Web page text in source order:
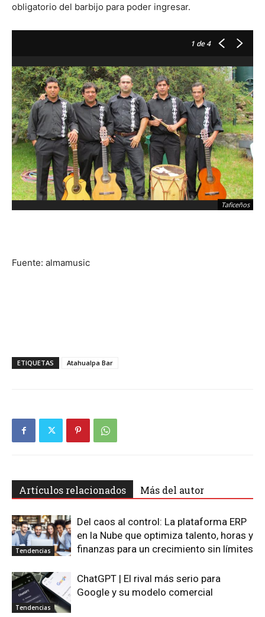
obligatorio del barbijo para poder ingresar.
1 de 4
Taficeños
Fuente: almamusic
ETIQUETAS Atahualpa Bar
Artículos relacionados Más del autor
Tendencias
Del caos al control: La plataforma ERP
en la Nube que optimiza talento, horas y
finanzas para un crecimiento sin límites
Tendencias
ChatGPT | El rival más serio para
Google y su modelo comercial